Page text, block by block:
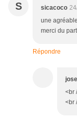
S sicacoco
une
merci du
Répondre
<br
<br